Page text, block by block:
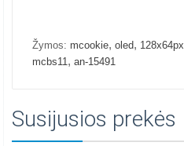
Žymos: mcookie, oled, 128x64px
mcbs11, an-15491
Susijusios prekės